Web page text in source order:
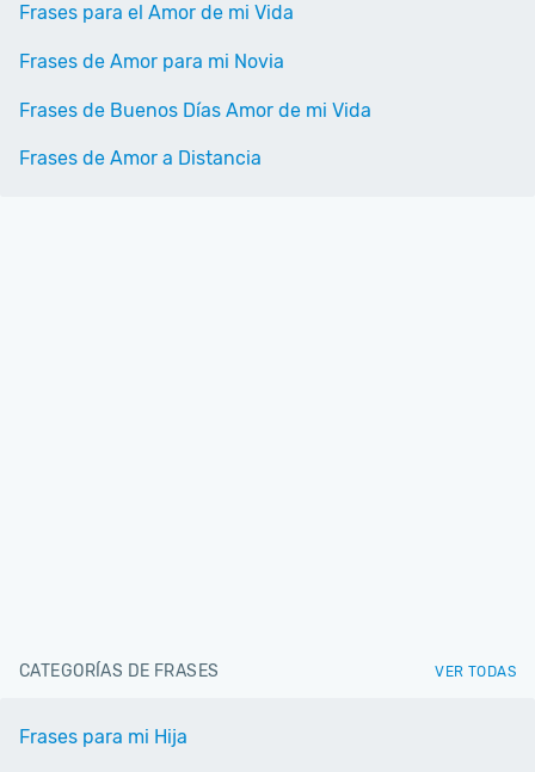
Frases para el Amor de mi Vida
Frases de Amor para mi Novia
Frases de Buenos Días Amor de mi Vida
Frases de Amor a Distancia
CATEGORÍAS DE FRASES VER TODAS
Frases para mi Hija